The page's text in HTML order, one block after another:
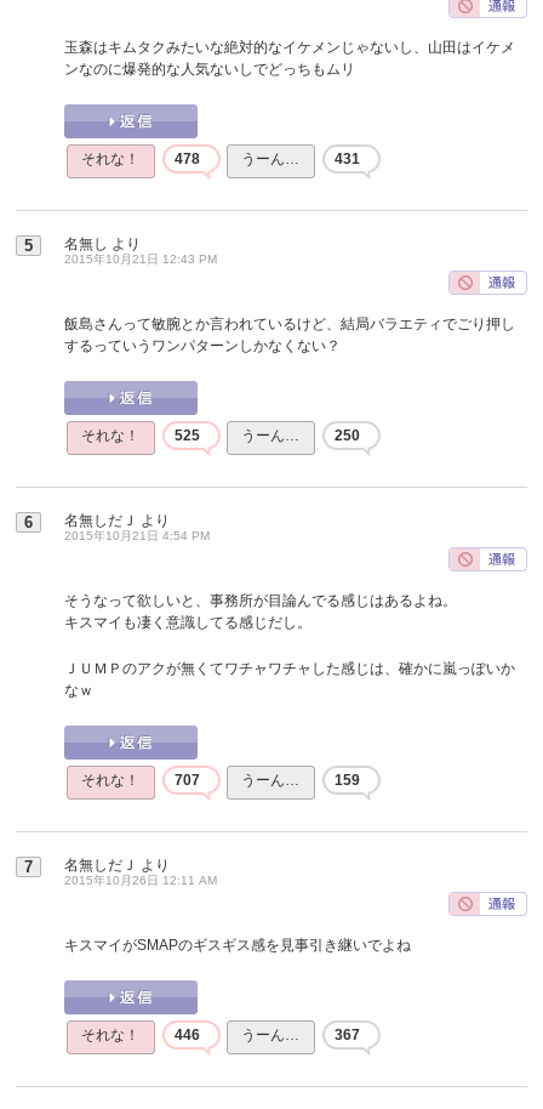
玉森はキムタクみたいな絶対的なイケメンじゃないし、山田はイケメ
ンなのに爆発的な人気ないしでどっちもムリ
それな！ 478 うーん… 431
5 名無し より
2015年10月21日 12:43 PM
飯島さんって敏腕とか言われているけど、結局バラエティでごり押し
するっていうワンパターンしかなくない？
それな！ 525 うーん… 250
6 名無しだＪ より
2015年10月21日 4:54 PM
そうなって欲しいと、事務所が目論んでる感じはあるよね。
キスマイも凄く意識してる感じだし。
ＪＵＭＰのアクが無くてワチャワチャした感じは、確かに嵐っぽいか
なｗ
それな！ 707 うーん… 159
7 名無しだＪ より
2015年10月26日 12:11 AM
キスマイがSMAPのギスギス感を見事引き継いでよね
それな！ 446 うーん… 367